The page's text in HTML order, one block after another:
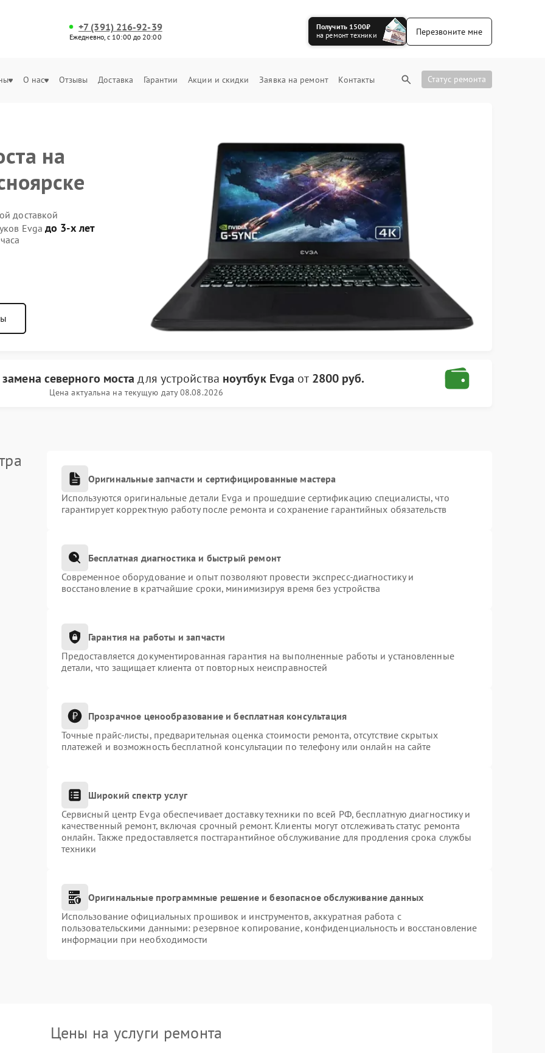
+7 (391) 216-92-39
Ежедневно, с 10:00 до 20:00
Получить 1500₽
на ремонт техники
Перезвоните мне
О нас Отзывы Доставка Гарантии Акции и скидки Заявка на ремонт Контакты Статус ремонта
на
доставкой
Evga до 3-х лет
замена северного моста для устройства ноутбук Evga от 2800 руб.
Цена актуальна на текущую дату 08.08.2026
Оригинальные запчасти и сертифицированные мастера
Используются оригинальные детали Evga и прошедшие сертификацию специалисты, что
гарантирует корректную работу после ремонта и сохранение гарантийных обязательств
Бесплатная диагностика и быстрый ремонт
Современное оборудование и опыт позволяют провести экспресс-диагностику и
восстановление в кратчайшие сроки, минимизируя время без устройства
Гарантия на работы и запчасти
Предоставляется документированная гарантия на выполненные работы и установленные
детали, что защищает клиента от повторных неисправностей
Прозрачное ценообразование и бесплатная консультация
Точные прайс-листы, предварительная оценка стоимости ремонта, отсутствие скрытых
платежей и возможность бесплатной консультации по телефону или онлайн на сайте
Широкий спектр услуг
Сервисный центр Evga обеспечивает доставку техники по всей РФ, бесплатную диагностику и
качественный ремонт, включая срочный ремонт. Клиенты могут отслеживать статус ремонта
онлайн. Также предоставляется постгарантийное обслуживание для продления срока службы
техники
Оригинальные программные решение и безопасное обслуживание данных
Использование официальных прошивок и инструментов, аккуратная работа с
пользовательскими данными: резервное копирование, конфиденциальность и восстановление
информации при необходимости
Цены на услуги ремонта